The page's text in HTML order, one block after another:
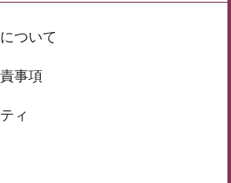
ついて
事項
ィ